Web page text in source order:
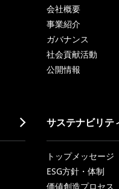
会社概要
事業紹介
ガバナンス
社会貢献活動
公開情報
サステナビリテ
トップメッセージ
ESG方針・体制
価値創造プロセス